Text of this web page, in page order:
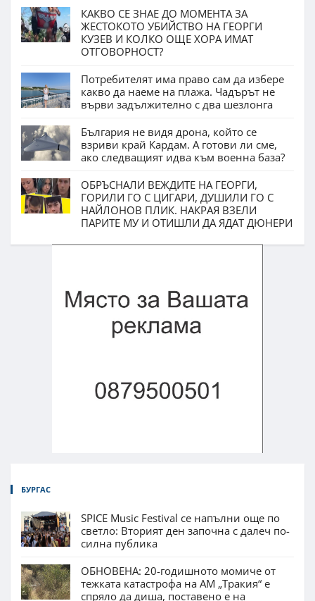
КАКВО СЕ ЗНАЕ ДО МОМЕНТА ЗА
ЖЕСТОКОТО УБИЙСТВО НА ГЕОРГИ
КУЗЕВ И КОЛКО ОЩЕ ХОРА ИМАТ
ОТГОВОРНОСТ?
Потребителят има право сам да избере
какво да наеме на плажа. Чадърът не
върви задължително с два шезлонга
България не видя дрона, който се
взриви край Кардам. А готови ли сме,
ако следващият идва към военна база?
ОБРЪСНАЛИ ВЕЖДИТЕ НА ГЕОРГИ,
ГОРИЛИ ГО С ЦИГАРИ, ДУШИЛИ ГО С
НАЙЛОНОВ ПЛИК. НАКРАЯ ВЗЕЛИ
ПАРИТЕ МУ И ОТИШЛИ ДА ЯДАТ ДЮНЕРИ
БУРГАС
SPICE Music Festival се напълни още по
светло: Вторият ден започна с далеч по-
силна публика
ОБНОВЕНА: 20-годишното момиче от
тежката катастрофа на АМ „Тракия“ е
спряло да диша, поставено е на